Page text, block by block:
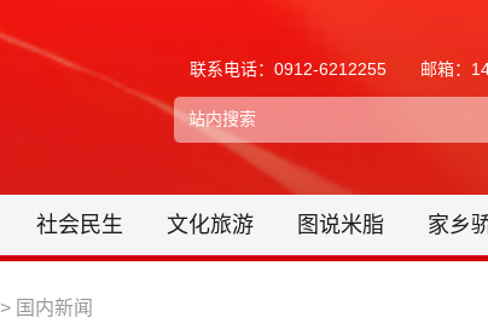
联系电话：0912-6212255 邮箱：
社会民生 文化旅游 图说米脂 家乡
> 国内新闻